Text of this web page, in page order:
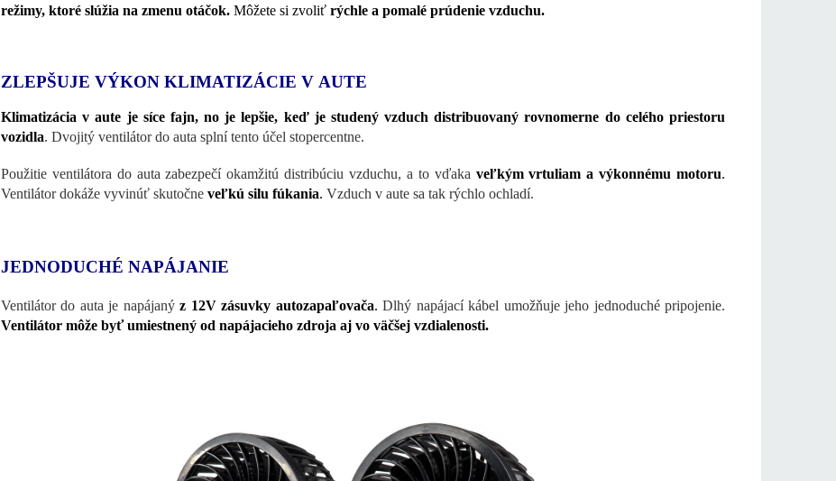
režimy, ktoré slúžia na zmenu otáčok. Môžete si zvoliť rýchle a pomalé prúdenie vzduchu.
ZLEPŠUJE VÝKON KLIMATIZÁCIE V AUTE
Klimatizácia v aute je síce fajn, no je lepšie, keď je studený vzduch distribuovaný rovnomerne do celého priestoru
vozidla. Dvojitý ventilátor do auta splní tento účel stopercentne.
Použitie ventilátora do auta zabezpečí okamžitú distribúciu vzduchu, a to vďaka veľkým vrtuliam a výkonnému motoru.
Ventilátor dokáže vyvinúť skutočne veľkú silu fúkania. Vzduch v aute sa tak rýchlo ochladí.
JEDNODUCHÉ NAPÁJANIE
Ventilátor do auta je napájanýz 12V zásuvky autozapaľovača. Dlhý napájací kábel umožňuje jeho jednoduché pripojenie.
Ventilátor môže byť umiestnený od napájacieho zdroja aj vo väčšej vzdialenosti.